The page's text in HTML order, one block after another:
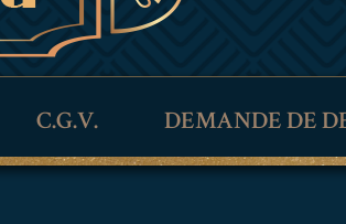
C.G.V. DEMANDE DE